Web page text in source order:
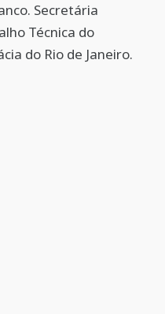
Secretária
Técnica do
do Rio de Janeiro.